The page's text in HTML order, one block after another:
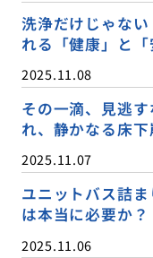
洗浄だけじゃな
れる「健康」と
2025.11.08
その一滴、見逃
れ、静かなる床
2025.11.07
ユニットバス詰ま
は本当に必要か？
2025.11.06